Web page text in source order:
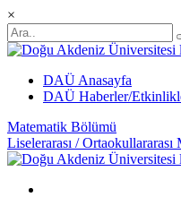
×
DAÜ Anasayfa
DAÜ Haberler/
Matematik Bölümü
Liselerarası / Ortaokullararası